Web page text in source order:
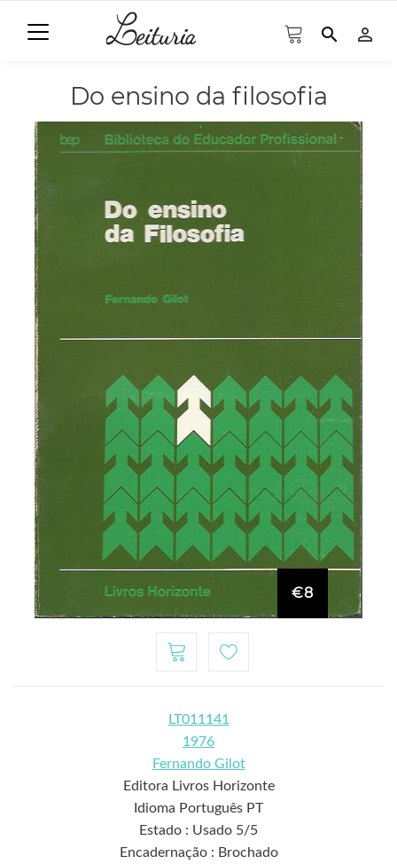
search person_outline
Do ensino da filosofia
€8
LT011141
1976
Fernando Gilot
Editora Livros Horizonte
Idioma Português PT
Estado : Usado 5/5
Encadernação : Brochado